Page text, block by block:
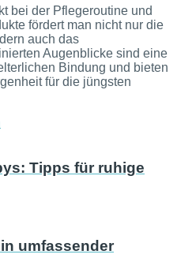
bei der Pflegeroutine und
fördert man nicht nur die
auch das
Augenblicke sind eine
Bindung und bieten
für die jüngsten
Tipps für ruhige
umfassender